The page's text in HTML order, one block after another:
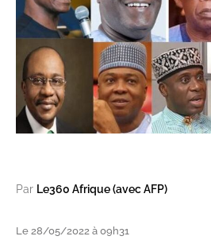
Par Le360 Afrique (avec AFP)
Le 28/05/2022 à 09h31